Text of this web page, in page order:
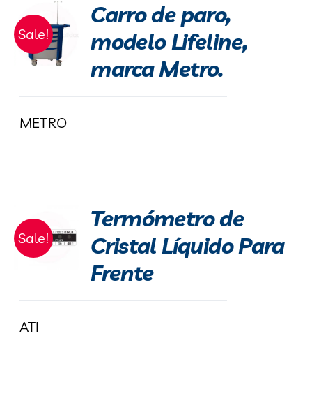
Sale!
Carro de paro,
modelo Lifeline,
marca Metro.
METRO
Sale!
Termómetro de
Cristal Líquido Para
Frente
ATI